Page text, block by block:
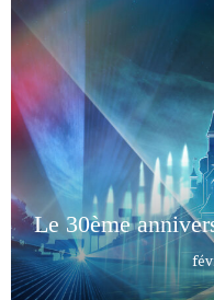
Le 30ème